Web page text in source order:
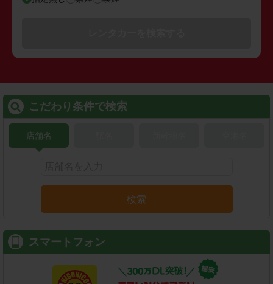
こだわり条件で検索
店舗名
検索
スマートフォン